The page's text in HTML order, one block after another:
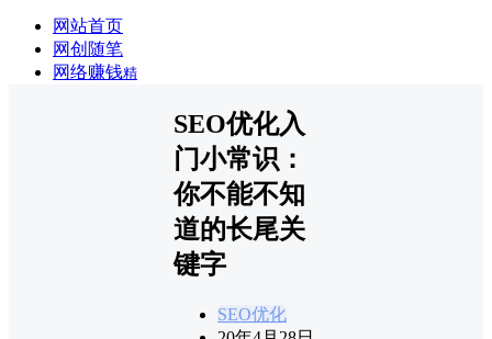
网站首页
网创随笔
网络赚钱精
SEO优化入
门小常识：
你不能不知
道的长尾关
键字
SEO优化